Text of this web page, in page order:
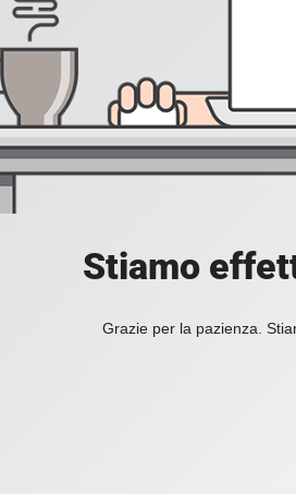
Stiamo
Grazie per la pazienza.